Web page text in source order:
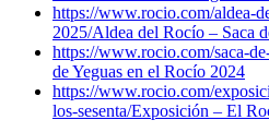
https://www.rocio.com/aldea-
2025/Aldea del Rocío – Saca
https://www.rocio.com/saca-
de Yeguas en el Rocío 2024
https://www.rocio.com/
los-sesenta/Exposición – El